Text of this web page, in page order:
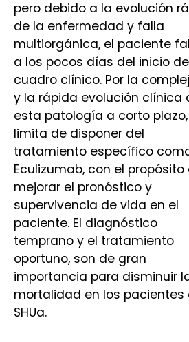
pero debido a la evolución
de la enfermedad y falla
multiorgánica, el paciente
a los pocos días del inicio
cuadro clínico. Por la
y la rápida evolución clínica
esta patología a corto
limita de disponer del
tratamiento específico
Eculizumab, con el propósito
mejorar el pronóstico y
supervivencia de vida en el
paciente. El diagnóstico
temprano y el tratamiento
oportuno, son de gran
importancia para disminuir
mortalidad en los pacientes
SHUa.